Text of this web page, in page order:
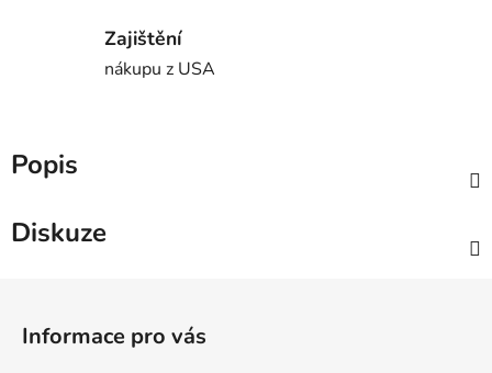
Zajištění
nákupu z USA
Popis
Diskuze
Informace pro vás